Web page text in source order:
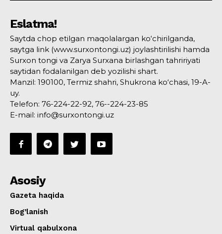
Eslatma!
Saytda chop etilgan maqolalargan ko‘chirilganda,
saytga link (www.surxontongi.uz) joylashtirilishi hamda
Surxon tongi va Zarya Surxana birlashgan tahririyati
saytidan fodalanilgan deb yozilishi shart.
Manzil: 190100, Termiz shahri, Shukrona ko‘chasi, 19-A-
uy.
Telefon: 76-224-22-92, 76--224-23-85
E-mail: info@surxontongi.uz
Asosiy
Gazeta haqida
Bog’lanish
Virtual qabulxona